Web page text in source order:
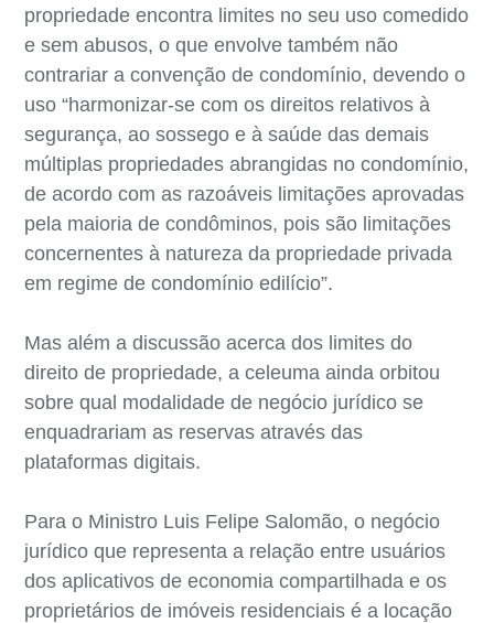
propriedade encontra limites no seu uso comedido
e sem abusos, o que envolve também não
contrariar a convenção de condomínio, devendo o
uso “harmonizar-se com os direitos relativos à
segurança, ao sossego e à saúde das demais
múltiplas propriedades abrangidas no condomínio,
de acordo com as razoáveis limitações aprovadas
pela maioria de condôminos, pois são limitações
concernentes à natureza da propriedade privada
em regime de condomínio edilício”.
Mas além a discussão acerca dos limites do
direito de propriedade, a celeuma ainda orbitou
sobre qual modalidade de negócio jurídico se
enquadrariam as reservas através das
plataformas digitais.
Para o Ministro Luis Felipe Salomão, o negócio
jurídico que representa a relação entre usuários
dos aplicativos de economia compartilhada e os
proprietários de imóveis residenciais é a locação